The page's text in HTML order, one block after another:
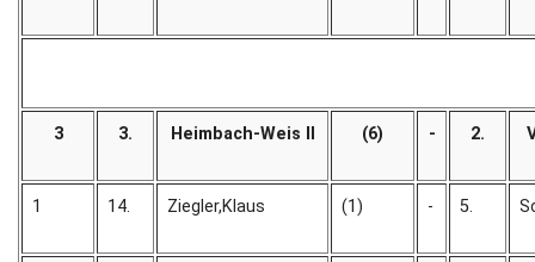
3 3. Heimbach-Weis II (6) - 2.
1 14. Ziegler,Klaus (1) - 5.